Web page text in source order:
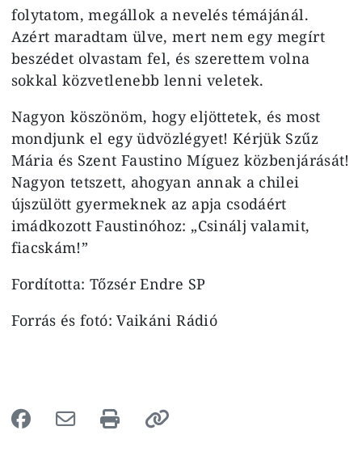
folytatom, megállok a nevelés témájánál.
Azért maradtam ülve, mert nem egy megírt
beszédet olvastam fel, és szerettem volna
sokkal közvetlenebb lenni veletek.
Nagyon köszönöm, hogy eljöttetek, és most
mondjunk el egy üdvözlégyet! Kérjük Szűz
Mária és Szent Faustino Míguez közbenjárását!
Nagyon tetszett, ahogyan annak a chilei
újszülött gyermeknek az apja csodáért
imádkozott Faustinóhoz: „Csinálj valamit,
fiacskám!”
Fordította: Tőzsér Endre SP
Forrás és fotó: Vaikáni Rádió